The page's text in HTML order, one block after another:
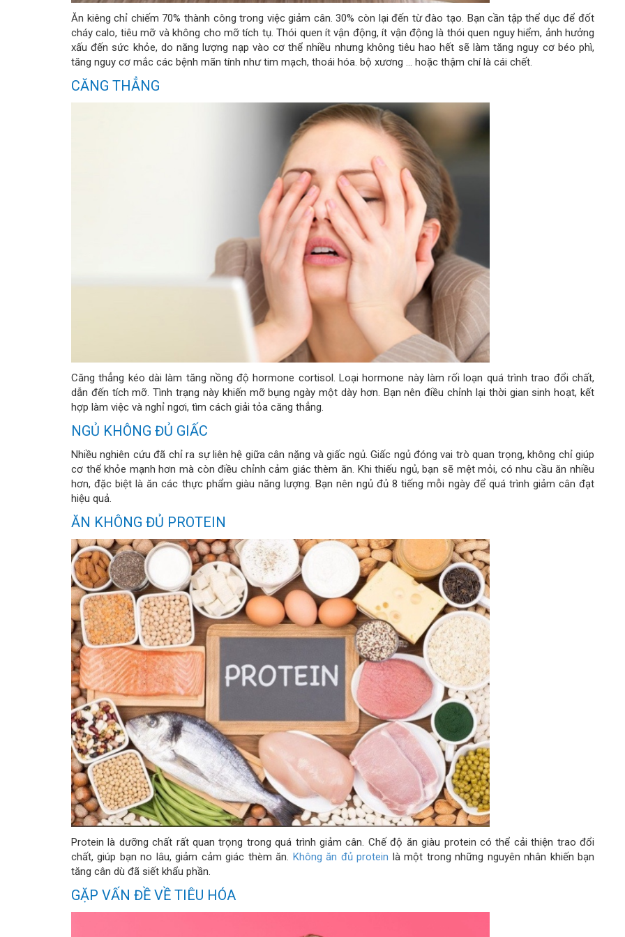
Ăn kiêng chỉ chiếm 70% thành công trong việc giảm cân. 30% còn lại đến từ đào tạo. Bạn cần tập thể dục để đốt
cháy calo, tiêu mỡ và không cho mỡ tích tụ. Thói quen ít vận động, ít vận động là thói quen nguy hiểm, ảnh hưởng
xấu đến sức khỏe, do năng lượng nạp vào cơ thể nhiều nhưng không tiêu hao hết sẽ làm tăng nguy cơ béo phì,
tăng nguy cơ mắc các bệnh mãn tính như tim mạch, thoái hóa. bộ xương ... hoặc thậm chí là cái chết.
CĂNG THẲNG
Căng thẳng kéo dài làm tăng nồng độ hormone cortisol. Loại hormone này làm rối loạn quá trình trao đổi chất,
dẫn đến tích mỡ. Tình trạng này khiến mỡ bụng ngày một dày hơn. Bạn nên điều chỉnh lại thời gian sinh hoạt, kết
hợp làm việc và nghỉ ngơi, tìm cách giải tỏa căng thẳng.
NGỦ KHÔNG ĐỦ GIẤC
Nhiều nghiên cứu đã chỉ ra sự liên hệ giữa cân nặng và giấc ngủ. Giấc ngủ đóng vai trò quan trọng, không chỉ giúp
cơ thể khỏe mạnh hơn mà còn điều chỉnh cảm giác thèm ăn. Khi thiếu ngủ, bạn sẽ mệt mỏi, có nhu cầu ăn nhiều
hơn, đặc biệt là ăn các thực phẩm giàu năng lượng. Bạn nên ngủ đủ 8 tiếng mỗi ngày để quá trình giảm cân đạt
hiệu quả.
ĂN KHÔNG ĐỦ PROTEIN
Protein là dưỡng chất rất quan trọng trong quá trình giảm cân. Chế độ ăn giàu protein có thể cải thiện trao đổi
chất, giúp bạn no lâu, giảm cảm giác thèm ăn. Không ăn đủ protein là một trong những nguyên nhân khiến bạn
tăng cân dù đã siết khẩu phần.
GẶP VẤN ĐỀ VỀ TIÊU HÓA